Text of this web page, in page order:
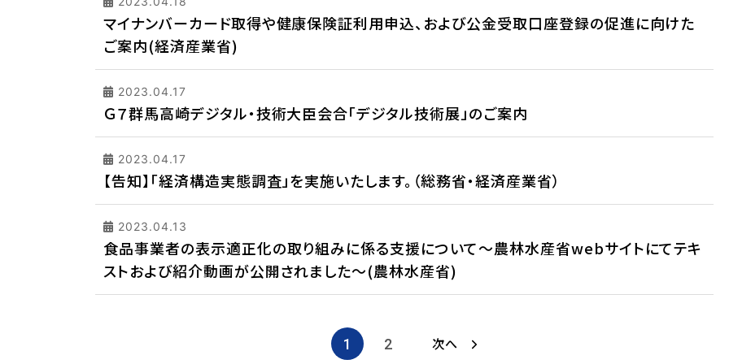
マイナンバーカード取得や健康保険証利用申込、および公金受取口座登録の促進に向けた
ご案内(経済産業省)
2023.04.17
Ｇ７群馬高崎デジタル・技術大臣会合「デジタル技術展」のご案内
2023.04.17
【告知】「経済構造実態調査」を実施いたします。（総務省・経済産業省）
2023.04.13
食品事業者の表示適正化の取り組みに係る支援について～農林水産省webサイトにてテキ
ストおよび紹介動画が公開されました～(農林水産省)
1 2 次へ